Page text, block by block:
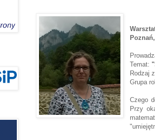
Poznań
Temat:
Rodzaj
Grupa
Czego
Przy